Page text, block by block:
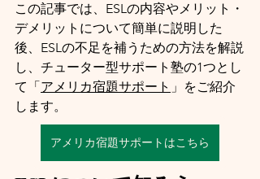
この記事では、ESLの内容やメリット・
デメリットについて簡単に説明した
後、ESLの不足を補うための方法を解説
し、チューター型サポート塾の1つとし
て「アメリカ宿題サポート 」をご紹介
します。
アメリカ宿題サポートはこちら